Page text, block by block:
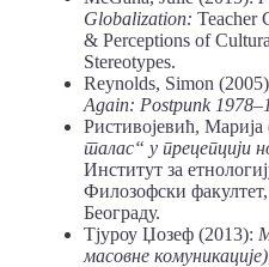
Globalization: Teacher
& Perceptions of
Stereotypes.
Reynolds, Simon
Again: Postpunk
Ристивојевић, Марија
талас“ у прецепцији
Институт за
Филозофски
Београду.
Тјуроу Џозеф (2013):
масовне комуникације)